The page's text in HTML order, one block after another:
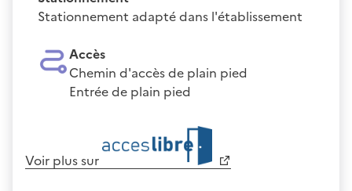
Stationnement adapté dans l'établissement
Accès
Chemin d'accès de plain pied
Entrée de plain pied
Voir plus sur